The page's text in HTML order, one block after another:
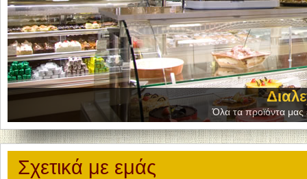
Όλα τα προϊόντα μας
Σχετικά με εμάς